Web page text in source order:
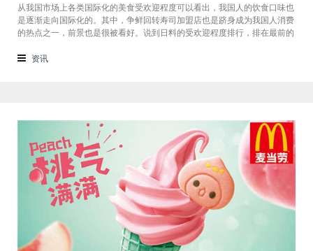
从我国市场上各类国际化的美食受欢迎程度可以看出，我国人的饮食口味也
是逐渐走向国际化的。其中，争鲜回转寿司加盟店也是跻身成为我国人消费
的热点之一，前景也是很被看好。说到日料的受欢迎程度排行，排在最前的
度，寿司赢得了不少人的喜爱。对于喜爱寿司的人群来说，相信对小米寿司
资讯